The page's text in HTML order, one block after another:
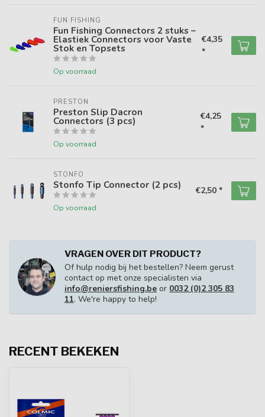
FUN FISHING
Fun Fishing Connectors 2 stuks –
Elastiek Connectors voor Vaste
Stok en Topsets
Op voorraad
€4,35
*
PRESTON
Preston Slip Dacron
Connectors (3 pcs)
Op voorraad
€4,25
*
STONFO
Stonfo Tip Connector (2 pcs)
Op voorraad
€2,50 *
VRAGEN OVER DIT PRODUCT?
Of hulp nodig bij het bestellen? Neem gerust
contact op met onze specialisten via
info@reniersfishing.be or 0032 (0)2 305 83
11. We're happy to help!
RECENT BEKEKEN